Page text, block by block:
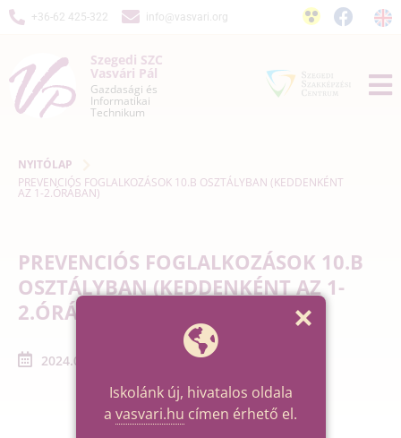
+36-62 425-322 info@vasvari.org
Szegedi SZC
Vasvári Pál
Gazdasági és
Informatikai
Technikum
NYITÓLAP
PREVENCIÓS FOGLALKOZÁSOK 10.B OSZTÁLYBAN (KEDDENKÉNT
AZ 1-2.ÓRÁBAN)
PREVENCIÓS FOGLALKOZÁSOK 10.B
OSZTÁLYBAN (KEDDENKÉNT AZ 1-
2.ÓRÁBAN)
2024.07.09. - 2024.07.30.
Iskolánk új, hivatalos oldala
a vasvari.hu címen érhető el.